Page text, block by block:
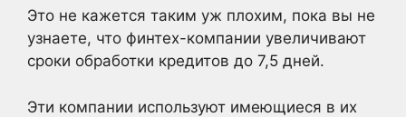
Это не кажется таким уж плохим, пока вы не
узнаете, что финтех-компании увеличивают
сроки обработки кредитов до 7,5 дней.
Эти компании используют имеющиеся в их